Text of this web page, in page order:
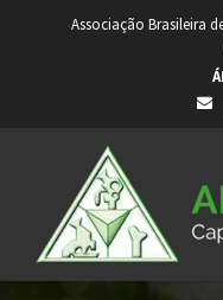
Associação Brasileira